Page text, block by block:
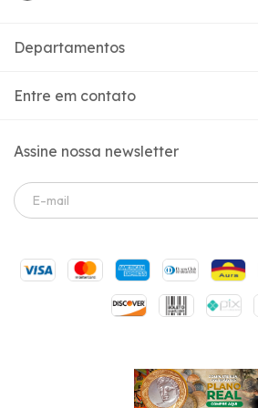
Departamentos
Entre em contato
Assine nossa newsletter